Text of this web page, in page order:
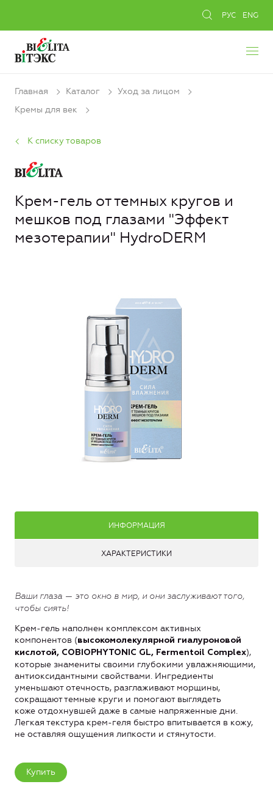
РУС ENG
Главная Каталог
Уход за лицом
Кремы для век
К списку товаров
Крем-гель от темных кругов и
мешков под глазами "Эффект
мезотерапии" HydroDERM
ИНФОРМАЦИЯ
ХАРАКТЕРИСТИКИ
Ваши глаза — это окно в мир, и они заслуживают того,
чтобы сиять!
Крем-гель наполнен комплексом активных
компонентов (высокомолекулярной гиалуроновой
кислотой, COBIOPHYTONIC GL, Fermentoil Complex),
которые знамениты своими глубокими увлажняющими,
антиоксидантными свойствами. Ингредиенты
уменьшают отечность, разглаживают морщины,
сокращают темные круги и помогают выглядеть
коже отдохнувшей даже в самые напряженные дни.
Легкая текстура крем-геля быстро впитывается в кожу,
не оставляя ощущения липкости и стянутости.
Купить